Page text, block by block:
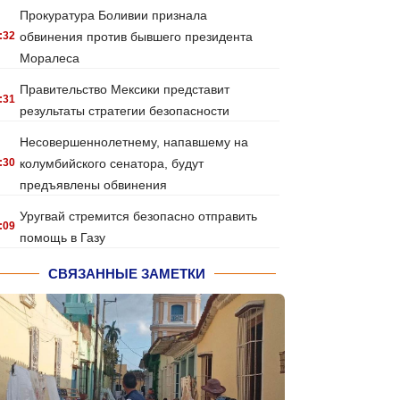
Прокуратура Боливии признала
обвинения против бывшего президента
Моралеса
Правительство Мексики представит
результаты стратегии безопасности
Несовершеннолетнему, напавшему на
колумбийского сенатора, будут
предъявлены обвинения
Уругвай стремится безопасно отправить
помощь в Газу
СВЯЗАННЫЕ ЗАМЕТКИ